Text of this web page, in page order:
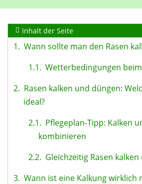
Inhalt der Seite
1. Wann sollte man den Rasen
1.1. Wetterbedingungen
2. Rasen kalken und düngen:
ideal?
2.1. Pflegeplan-Tipp: Kalken
kombinieren
2.2. Gleichzeitig Rasen
3. Wann ist eine Kalkung wirklich